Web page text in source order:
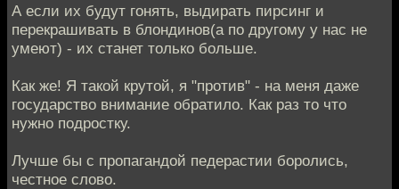
А если их будут гонять, выдирать пирсинг и
перекрашивать в блондинов(а по другому у нас не
умеют) - их станет только больше.
Как же! Я такой крутой, я "против" - на меня даже
государство внимание обратило. Как раз то что
нужно подростку.
Лучше бы с пропагандой педерастии боролись,
честное слово.